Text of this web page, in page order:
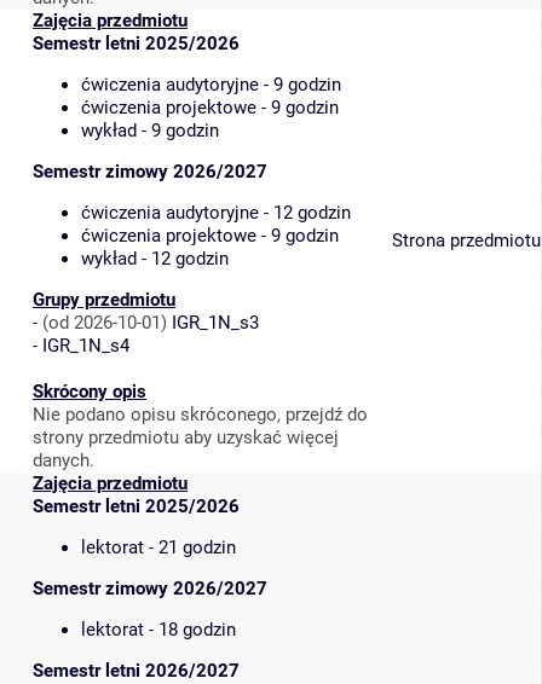
Zajęcia przedmiotu
Semestr letni 2025/2026
ćwiczenia audytoryjne - 9 godzin
ćwiczenia projektowe - 9 godzin
wykład - 9 godzin
Semestr zimowy 2026/2027
ćwiczenia audytoryjne - 12 godzin
ćwiczenia projektowe - 9 godzin
wykład - 12 godzin
Grupy przedmiotu
- (od 2026-10-01) IGR_1N_s3
- IGR_1N_s4
Skrócony opis
Nie podano opisu skróconego, przejdź do
strony przedmiotu aby uzyskać więcej
danych.
Strona przedmiotu
Zajęcia przedmiotu
Semestr letni 2025/2026
lektorat - 21 godzin
Semestr zimowy 2026/2027
lektorat - 18 godzin
Semestr letni 2026/2027